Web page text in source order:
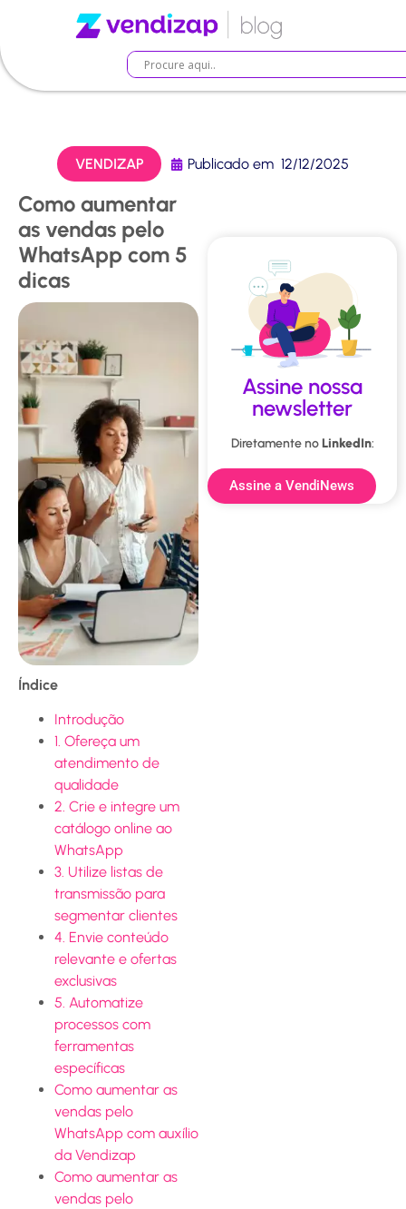
VENDIZAP Publicado em 12/12/2025
Como aumentar
as vendas pelo
WhatsApp com 5
dicas
Índice
Introdução
1. Ofereça um
atendimento de
qualidade
2. Crie e integre um
catálogo online ao
WhatsApp
3. Utilize listas de
transmissão para
segmentar clientes
4. Envie conteúdo
relevante e ofertas
exclusivas
5. Automatize
processos com
ferramentas
específicas
Como aumentar as
vendas pelo
WhatsApp com auxílio
da Vendizap
Como aumentar as
vendas pelo
Assine nossa
newsletter
Diretamente noLinkedIn:
Assine a VendiNews